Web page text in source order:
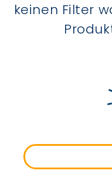
keinen Filter